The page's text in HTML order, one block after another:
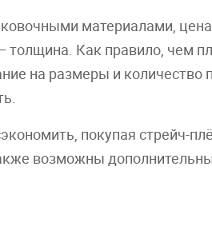
материалами,
толщина. Как правило, чем
на размеры и
покупая стрейч-
возможны